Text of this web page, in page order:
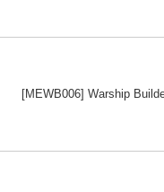
[MEWB006] Warship